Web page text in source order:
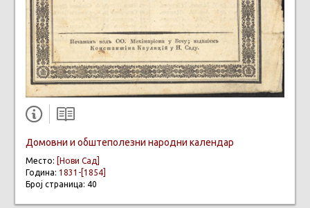
Домовни и обштеполезни народни календар
Место: [Нови Сад]
Година: 1831-[1854]
Број страница: 40